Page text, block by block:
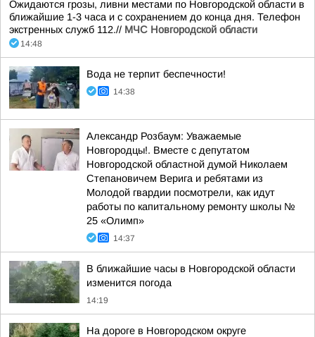
Ожидаются грозы, ливни местами по Новгородской области в
ближайшие 1-3 часа и с сохранением до конца дня. Телефон
экстренных служб 112.// МЧС Новгородской области
14:48
Вода не терпит беспечности!
14:38
Александр Розбаум: Уважаемые
Новгородцы!. Вместе с депутатом
Новгородской областной думой Николаем
Степановичем Верига и ребятами из
Молодой гвардии посмотрели, как идут
работы по капитальному ремонту школы №
25 «Олимп»
14:37
В ближайшие часы в Новгородской области
изменится погода
14:19
На дороге в Новгородском округе